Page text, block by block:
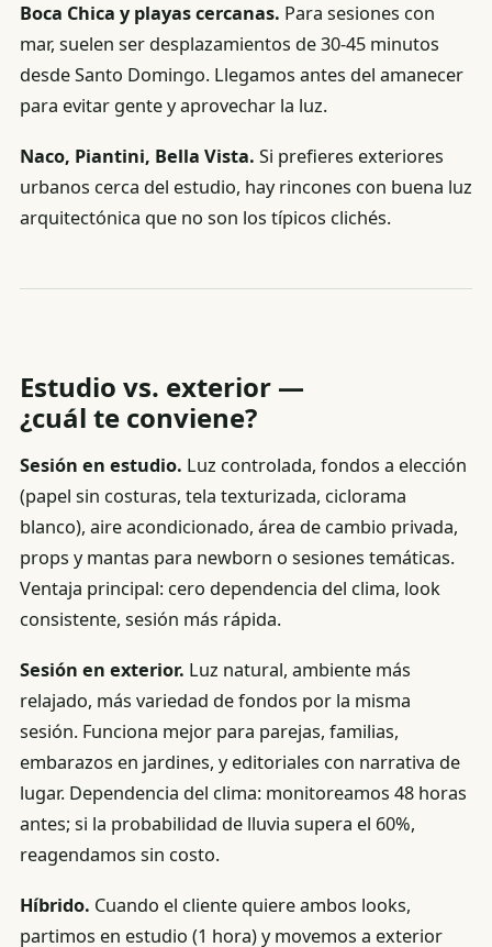
Boca Chica y playas cercanas. Para sesiones con
mar, suelen ser desplazamientos de 30-45 minutos
desde Santo Domingo. Llegamos antes del amanecer
para evitar gente y aprovechar la luz.
Naco, Piantini, Bella Vista. Si prefieres exteriores
urbanos cerca del estudio, hay rincones con buena luz
arquitectónica que no son los típicos clichés.
Estudio vs. exterior —
¿cuál te conviene?
Sesión en estudio. Luz controlada, fondos a elección
(papel sin costuras, tela texturizada, ciclorama
blanco), aire acondicionado, área de cambio privada,
props y mantas para newborn o sesiones temáticas.
Ventaja principal: cero dependencia del clima, look
consistente, sesión más rápida.
Sesión en exterior. Luz natural, ambiente más
relajado, más variedad de fondos por la misma
sesión. Funciona mejor para parejas, familias,
embarazos en jardines, y editoriales con narrativa de
lugar. Dependencia del clima: monitoreamos 48 horas
antes; si la probabilidad de lluvia supera el 60%,
reagendamos sin costo.
Híbrido. Cuando el cliente quiere ambos looks,
partimos en estudio (1 hora) y movemos a exterior